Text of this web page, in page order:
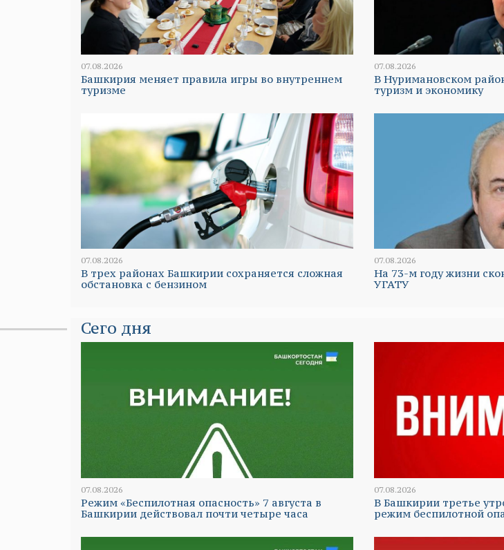
07.08.2026
Башкирия меняет правила игры во внутреннем
туризме
07.08.2026
В Нуримановском
туризм и экономику
07.08.2026
В трех районах Башкирии сохраняется сложная
обстановка с бензином
07.08.2026
На 73-м году жизни
УГАТУ
Сего дня
07.08.2026
Режим «Беспилотная опасность» 7 августа в
Башкирии действовал почти четыре часа
07.08.2026
В Башкирии третье
режим беспилотной